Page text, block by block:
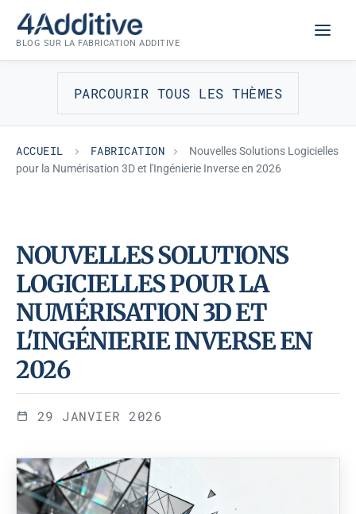
contenu
BLOG SUR LA FABRICATION ADDITIVE
PARCOURIR TOUS LES THÈMES
ACCUEIL FABRICATION
Nouvelles Solutions Logicielles
pour la Numérisation 3D et l'Ingénierie Inverse en 2026
FABRICATION
NOUVELLES SOLUTIONS
LOGICIELLES POUR LA
NUMÉRISATION 3D ET
L'INGÉNIERIE INVERSE EN
2026
29 JANVIER 2026